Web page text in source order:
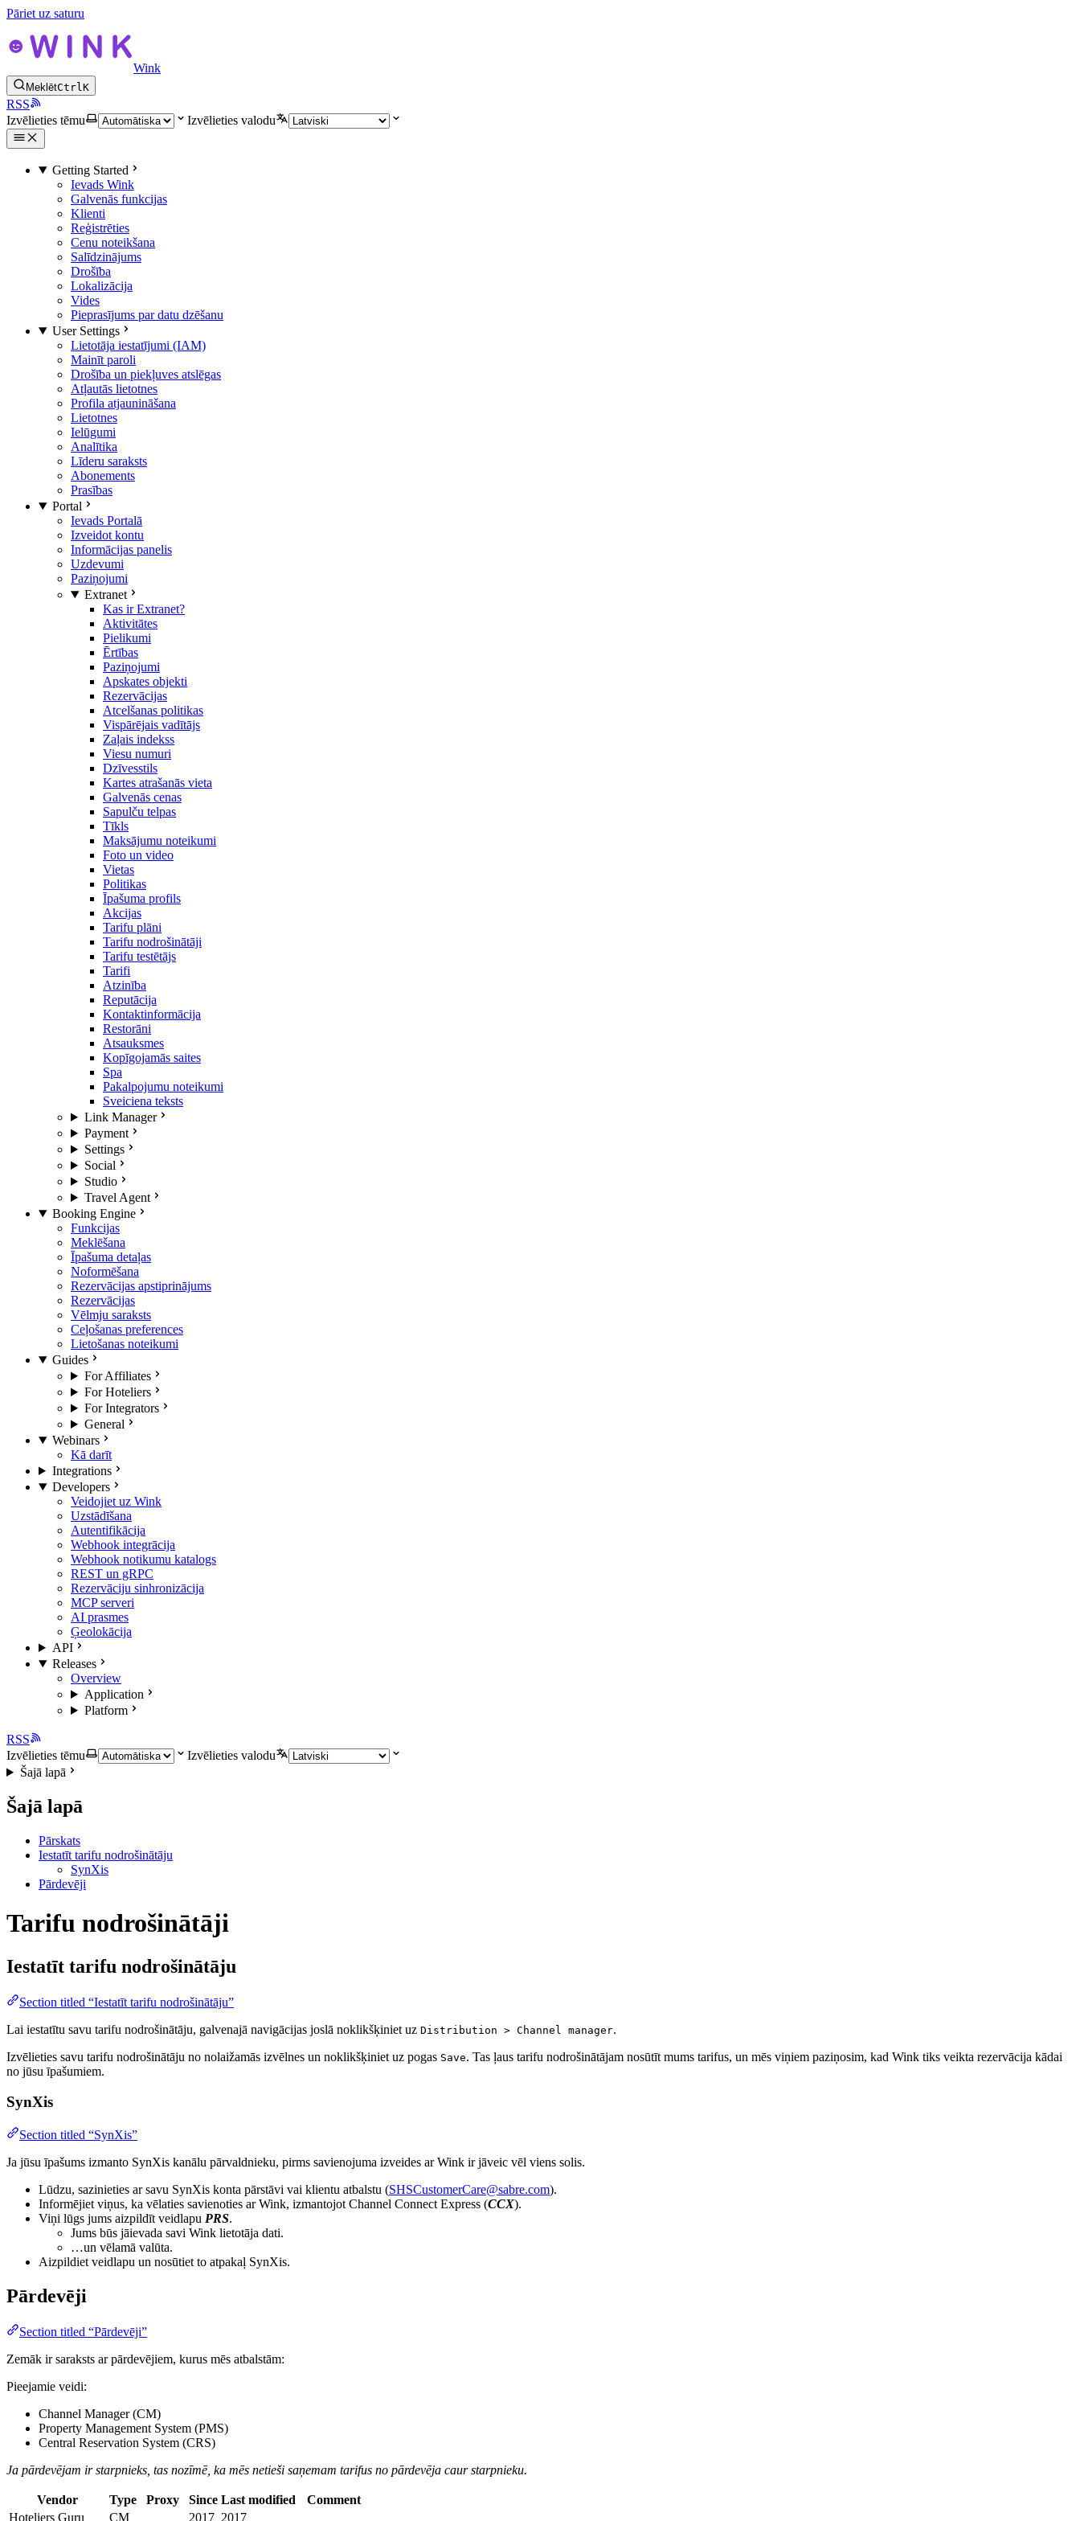
Pāriet uz saturu
Wink
MeklētCtrlK
RSS
Izvēlieties tēmu
Izvēlieties valodu
Getting Started
Ievads Wink
Galvenās funkcijas
Klienti
Reģistrēties
Cenu noteikšana
Salīdzinājums
Drošība
Lokalizācija
Vides
Pieprasījums par datu dzēšanu
User Settings
Lietotāja iestatījumi (IAM)
Mainīt paroli
Drošība un piekļuves atslēgas
Atļautās lietotnes
Profila atjaunināšana
Lietotnes
Ielūgumi
Analītika
Līderu saraksts
Abonements
Prasības
Portal
Ievads Portalā
Izveidot kontu
Informācijas panelis
Uzdevumi
Paziņojumi
Extranet
Kas ir Extranet?
Aktivitātes
Pielikumi
Ērtības
Paziņojumi
Apskates objekti
Rezervācijas
Atcelšanas politikas
Vispārējais vadītājs
Zaļais indekss
Viesu numuri
Dzīvesstils
Kartes atrašanās vieta
Galvenās cenas
Sapulču telpas
Tīkls
Maksājumu noteikumi
Foto un video
Vietas
Politikas
Īpašuma profils
Akcijas
Tarifu plāni
Tarifu nodrošinātāji
Tarifu testētājs
Tarifi
Atzinība
Reputācija
Kontaktinformācija
Restorāni
Atsauksmes
Kopīgojamās saites
Spa
Pakalpojumu noteikumi
Sveiciena teksts
Link Manager
Payment
Settings
Social
Studio
Travel Agent
Booking Engine
Funkcijas
Meklēšana
Īpašuma detaļas
Noformēšana
Rezervācijas apstiprinājums
Rezervācijas
Vēlmju saraksts
Ceļošanas preferences
Lietošanas noteikumi
Guides
For Affiliates
For Hoteliers
For Integrators
General
Webinars
Kā darīt
Integrations
Developers
Veidojiet uz Wink
Uzstādīšana
Autentifikācija
Webhook integrācija
Webhook notikumu katalogs
REST un gRPC
Rezervāciju sinhronizācija
MCP serveri
AI prasmes
Ģeolokācija
API
Releases
Overview
Application
Platform
RSS
Izvēlieties tēmu
Izvēlieties valodu
Šajā lapā
Šajā lapā
Pārskats
Iestatīt tarifu nodrošinātāju
SynXis
Pārdevēji
Tarifu nodrošinātāji
Iestatīt tarifu nodrošinātāju
Section titled “Iestatīt tarifu nodrošinātāju”
Lai iestatītu savu tarifu nodrošinātāju, galvenajā navigācijas joslā noklikšķiniet uz Distribution > Channel manager.
Izvēlieties savu tarifu nodrošinātāju no nolaižamās izvēlnes un noklikšķiniet uz pogas Save. Tas ļaus tarifu nodrošinātājam nosūtīt mums tarifus, un mēs viņiem paziņosim, kad Wink tiks veikta rezervācija kādai
no jūsu īpašumiem.
SynXis
Section titled “SynXis”
Ja jūsu īpašums izmanto SynXis kanālu pārvaldnieku, pirms savienojuma izveides ar Wink ir jāveic vēl viens solis.
Lūdzu, sazinieties ar savu SynXis konta pārstāvi vai klientu atbalstu (SHSCustomerCare@sabre.com).
Informējiet viņus, ka vēlaties savienoties ar Wink, izmantojot Channel Connect Express (CCX).
Viņi lūgs jums aizpildīt veidlapu PRS.
Jums būs jāievada savi Wink lietotāja dati.
…un vēlamā valūta.
Aizpildiet veidlapu un nosūtiet to atpakaļ SynXis.
Pārdevēji
Section titled “Pārdevēji”
Zemāk ir saraksts ar pārdevējiem, kurus mēs atbalstām:
Pieejamie veidi:
Channel Manager (CM)
Property Management System (PMS)
Central Reservation System (CRS)
Ja pārdevējam ir starpnieks, tas nozīmē, ka mēs netieši saņemam tarifus no pārdevēja caur starpnieku.
Vendor Type Proxy Since Last modified
Comment
Hoteliers Guru
CM 2017 2017